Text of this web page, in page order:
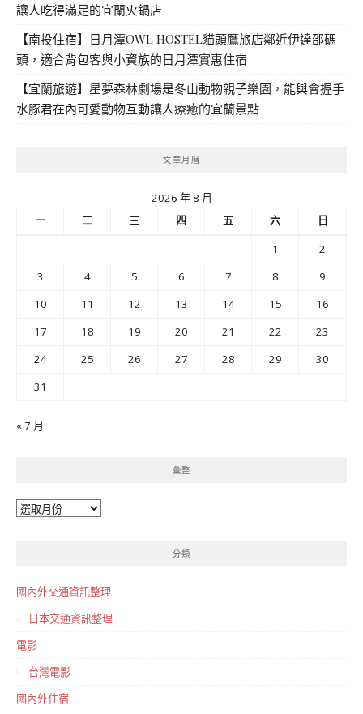
讓人吃得滿足的宜蘭火鍋店
【南投住宿】日月潭OWL HOSTEL貓頭鷹旅店鄰近伊達邵碼
頭，適合背包客與小資族的日月潭實惠住宿
【宜蘭旅遊】星夢森林劇場是冬山動物親子樂園，能與會握手
水豚君在內可愛動物互動讓人療癒的宜蘭景點
文章月曆
2026 年 8 月
一
二 三 四 五 六
日
1
2
3
4 5 6 7 8
9
10
11 12 13 14 15
16
17
18 19 20 21 22
23
24
25 26 27 28 29
30
31
« 7 月
彙整
彙
分類
國內外交通資訊整理
日本交通資訊整理
電影
台灣電影
國內外住宿